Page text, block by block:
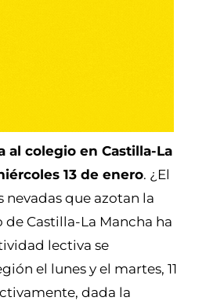
al colegio en Castilla-La
13 de enero. ¿El
nevadas que azotan la
de Castilla-La Mancha ha
lectiva se
el lunes y el martes, 11
dada la